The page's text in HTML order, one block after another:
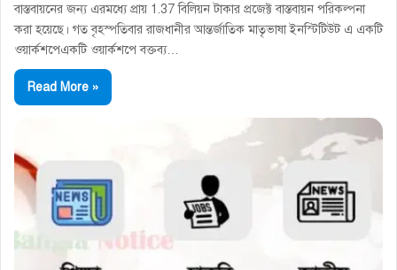
বাস্তবায়নের জন্য এরমধ্যে প্রায় 1.37 বিলিয়ন টাকার প্রজেক্ট বাস্তবায়ন পরিকল্পনা
করা হয়েছে। গত বৃহস্পতিবার রাজধানীর আন্তর্জাতিক মাতৃভাষা ইনস্টিটিউট এ একটি
ওয়ার্কশপেএকটি ওয়ার্কশপে বক্তব্য…
Read More »